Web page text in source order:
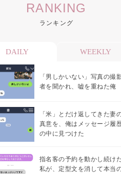
トレンド ワードRANKING
ランキング
DAILY WEEKLY
「男しかいない」写真の撮
者を聞かれ、嘘を重ねた俺
「米」とだけ返してきた妻
真意を、俺はメッセージ履
の中に見つけた
指名客の予約を動かし続け
私が、定型文を消して本当